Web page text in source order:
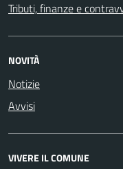
Tributi, finanze e
NOVITÀ
Notizie
Avvisi
VIVERE IL COMUNE